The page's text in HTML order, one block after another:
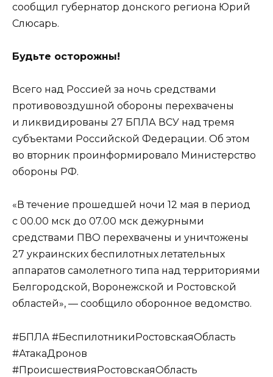
сообщил губернатор донского региона Юрий
Слюсарь.
Будьте осторожны!
Всего над Россией за ночь средствами
противовоздушной обороны перехвачены
и ликвидированы 27 БПЛА ВСУ над тремя
субъектами Российской Федерации. Об этом
во вторник проинформировало Министерство
обороны РФ.
«В течение прошедшей ночи 12 мая в период
с 00.00 мск до 07.00 мск дежурными
средствами ПВО перехвачены и уничтожены
27 украинских беспилотных летательных
аппаратов самолетного типа над территориями
Белгородской, Воронежской и Ростовской
областей», — сообщило оборонное ведомство.
#БПЛА #БеспилотникиРостовскаяОбласть
#АтакаДронов
#ПроисшествияРостовскаяОбласть